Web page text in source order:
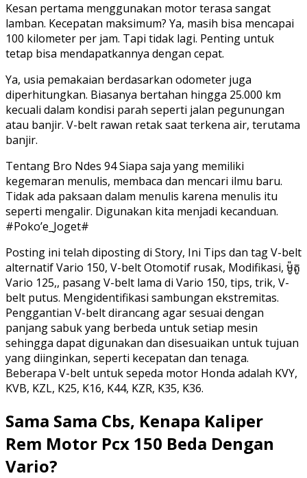
Kesan pertama menggunakan motor terasa sangat
lamban. Kecepatan maksimum? Ya, masih bisa mencapai
100 kilometer per jam. Tapi tidak lagi. Penting untuk
tetap bisa mendapatkannya dengan cepat.
Ya, usia pemakaian berdasarkan odometer juga
diperhitungkan. Biasanya bertahan hingga 25.000 km
kecuali dalam kondisi parah seperti jalan pegunungan
atau banjir. V-belt rawan retak saat terkena air, terutama
banjir.
Tentang Bro Ndes 94 Siapa saja yang memiliki
kegemaran menulis, membaca dan mencari ilmu baru.
Tidak ada paksaan dalam menulis karena menulis itu
seperti mengalir. Digunakan kita menjadi kecanduan.
#Poko’e_Joget#
Posting ini telah diposting di Story, Ini Tips dan tag V-belt
alternatif Vario 150, V-belt Otomotif rusak, Modifikasi, ម៉ូតូ
Vario 125,, pasang V-belt lama di Vario 150, tips, trik, V-
belt putus. Mengidentifikasi sambungan ekstremitas.
Penggantian V-belt dirancang agar sesuai dengan
panjang sabuk yang berbeda untuk setiap mesin
sehingga dapat digunakan dan disesuaikan untuk tujuan
yang diinginkan, seperti kecepatan dan tenaga.
Beberapa V-belt untuk sepeda motor Honda adalah KVY,
KVB, KZL, K25, K16, K44, KZR, K35, K36.
Sama Sama Cbs, Kenapa Kaliper
Rem Motor Pcx 150 Beda Dengan
Vario?